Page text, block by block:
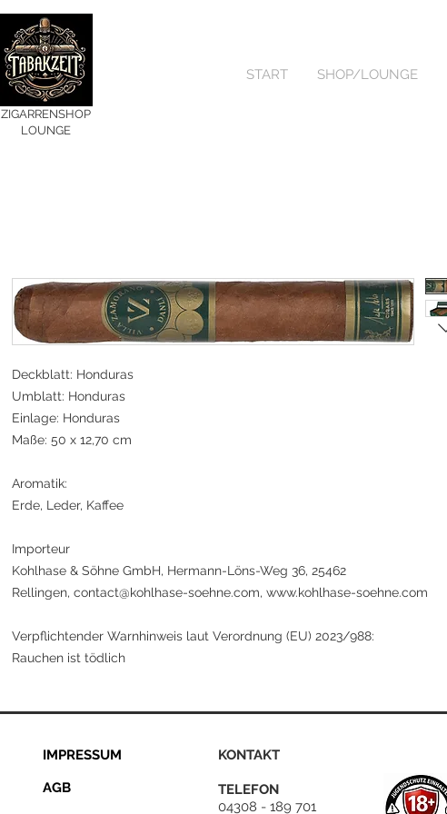
ZIGARRENSHOP
LOUNGE
START SHOP/LOUNGE
Deckblatt: Honduras
Umblatt: Honduras
Einlage: Honduras
Maße: 50 x 12,70 cm
Aromatik:
Erde, Leder, Kaffee
Importeur
Kohlhase & Söhne GmbH, Hermann-Löns-Weg 36, 25462
Rellingen, contact@kohlhase-soehne.com, www.kohlhase-soehne.com
Verpflichtender Warnhinweis laut Verordnung (EU) 2023/988:
Rauchen ist tödlich
IMPRESSUM
AGB
KONTAKT
TELEFON
04308 - 189 701